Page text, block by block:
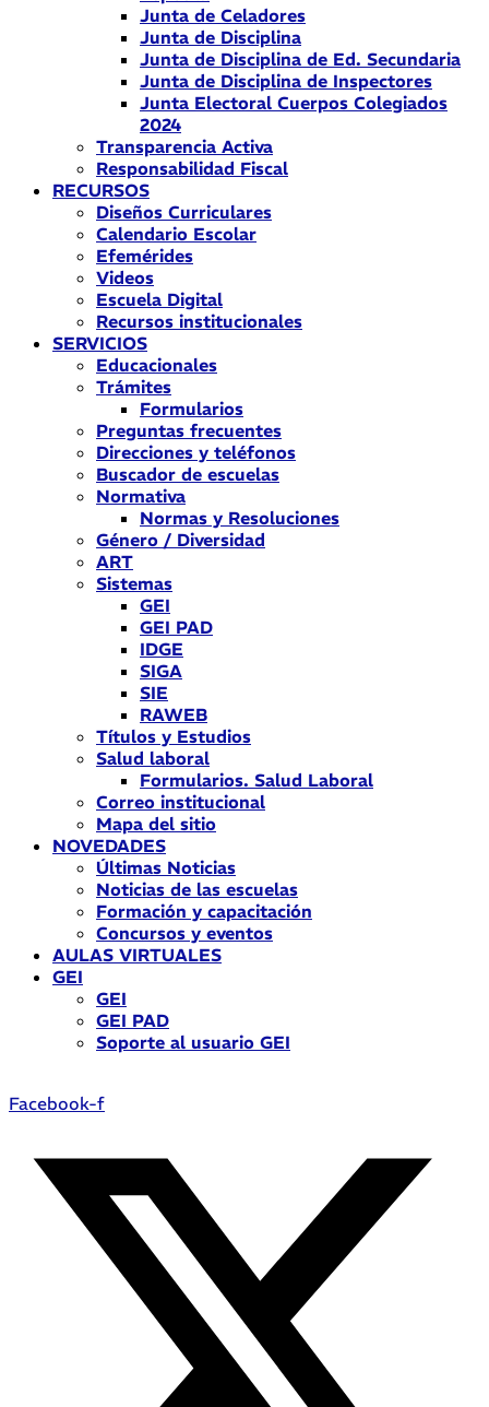
Junta de Celadores
Junta de Disciplina
Junta de Disciplina de Ed. Secundaria
Junta de Disciplina de Inspectores
Junta Electoral Cuerpos Colegiados
2024
Transparencia Activa
Responsabilidad Fiscal
RECURSOS
Diseños Curriculares
Calendario Escolar
Efemérides
Videos
Escuela Digital
Recursos institucionales
SERVICIOS
Educacionales
Trámites
Formularios
Preguntas frecuentes
Direcciones y teléfonos
Buscador de escuelas
Normativa
Normas y Resoluciones
Género / Diversidad
ART
Sistemas
GEI
GEI PAD
IDGE
SIGA
SIE
RAWEB
Títulos y Estudios
Salud laboral
Formularios. Salud Laboral
Correo institucional
Mapa del sitio
NOVEDADES
Últimas Noticias
Noticias de las escuelas
Formación y capacitación
Concursos y eventos
AULAS VIRTUALES
GEI
GEI
GEI PAD
Soporte al usuario GEI
Facebook-f